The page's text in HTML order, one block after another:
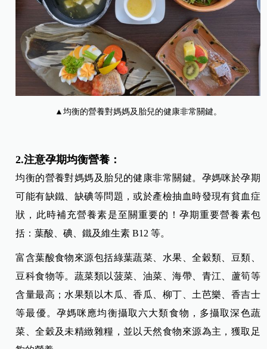
▲均衡的營養對媽媽及胎兒的健康非常關鍵。
2.注意孕期均衡營養：
均衡的營養對媽媽及胎兒的健康非常關鍵。孕媽咪於孕期
可能有缺鐵、缺碘等問題，或於產檢抽血時發現有貧血症
狀，此時補充營養素是至關重要的！孕期重要營養素包
括：葉酸、碘、鐵及維生素 B12 等。
富含葉酸食物來源包括綠葉蔬菜、水果、全穀類、豆類、
豆科食物等。蔬菜類以菠菜、油菜、海帶、青江、蘆筍等
含量最高；水果類以木瓜、香瓜、柳丁、土芭樂、香吉士
等最優。孕媽咪應均衡攝取六大類食物，多攝取深色蔬
菜、全穀及未精緻雜糧，並以天然食物來源為主，獲取足